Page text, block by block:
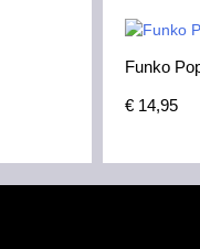
Funko
€ 14,95